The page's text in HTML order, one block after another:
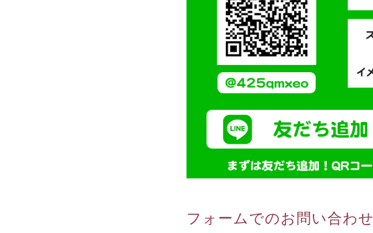
フォームでのお問い合わせ